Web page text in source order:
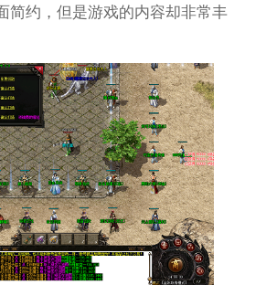
简约，但是游戏的内容却非常丰